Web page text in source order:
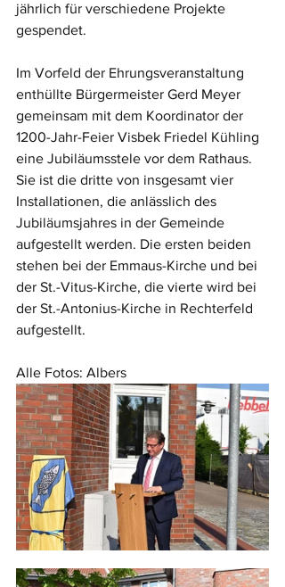
jährlich für verschiedene Projekte
gespendet.
Im Vorfeld der Ehrungsveranstaltung
enthüllte Bürgermeister Gerd Meyer
gemeinsam mit dem Koordinator der
1200-Jahr-Feier Visbek Friedel Kühling
eine Jubiläumsstele vor dem Rathaus.
Sie ist die dritte von insgesamt vier
Installationen, die anlässlich des
Jubiläumsjahres in der Gemeinde
aufgestellt werden. Die ersten beiden
stehen bei der Emmaus-Kirche und bei
der St.-Vitus-Kirche, die vierte wird bei
der St.-Antonius-Kirche in Rechterfeld
aufgestellt.
Alle Fotos: Albers